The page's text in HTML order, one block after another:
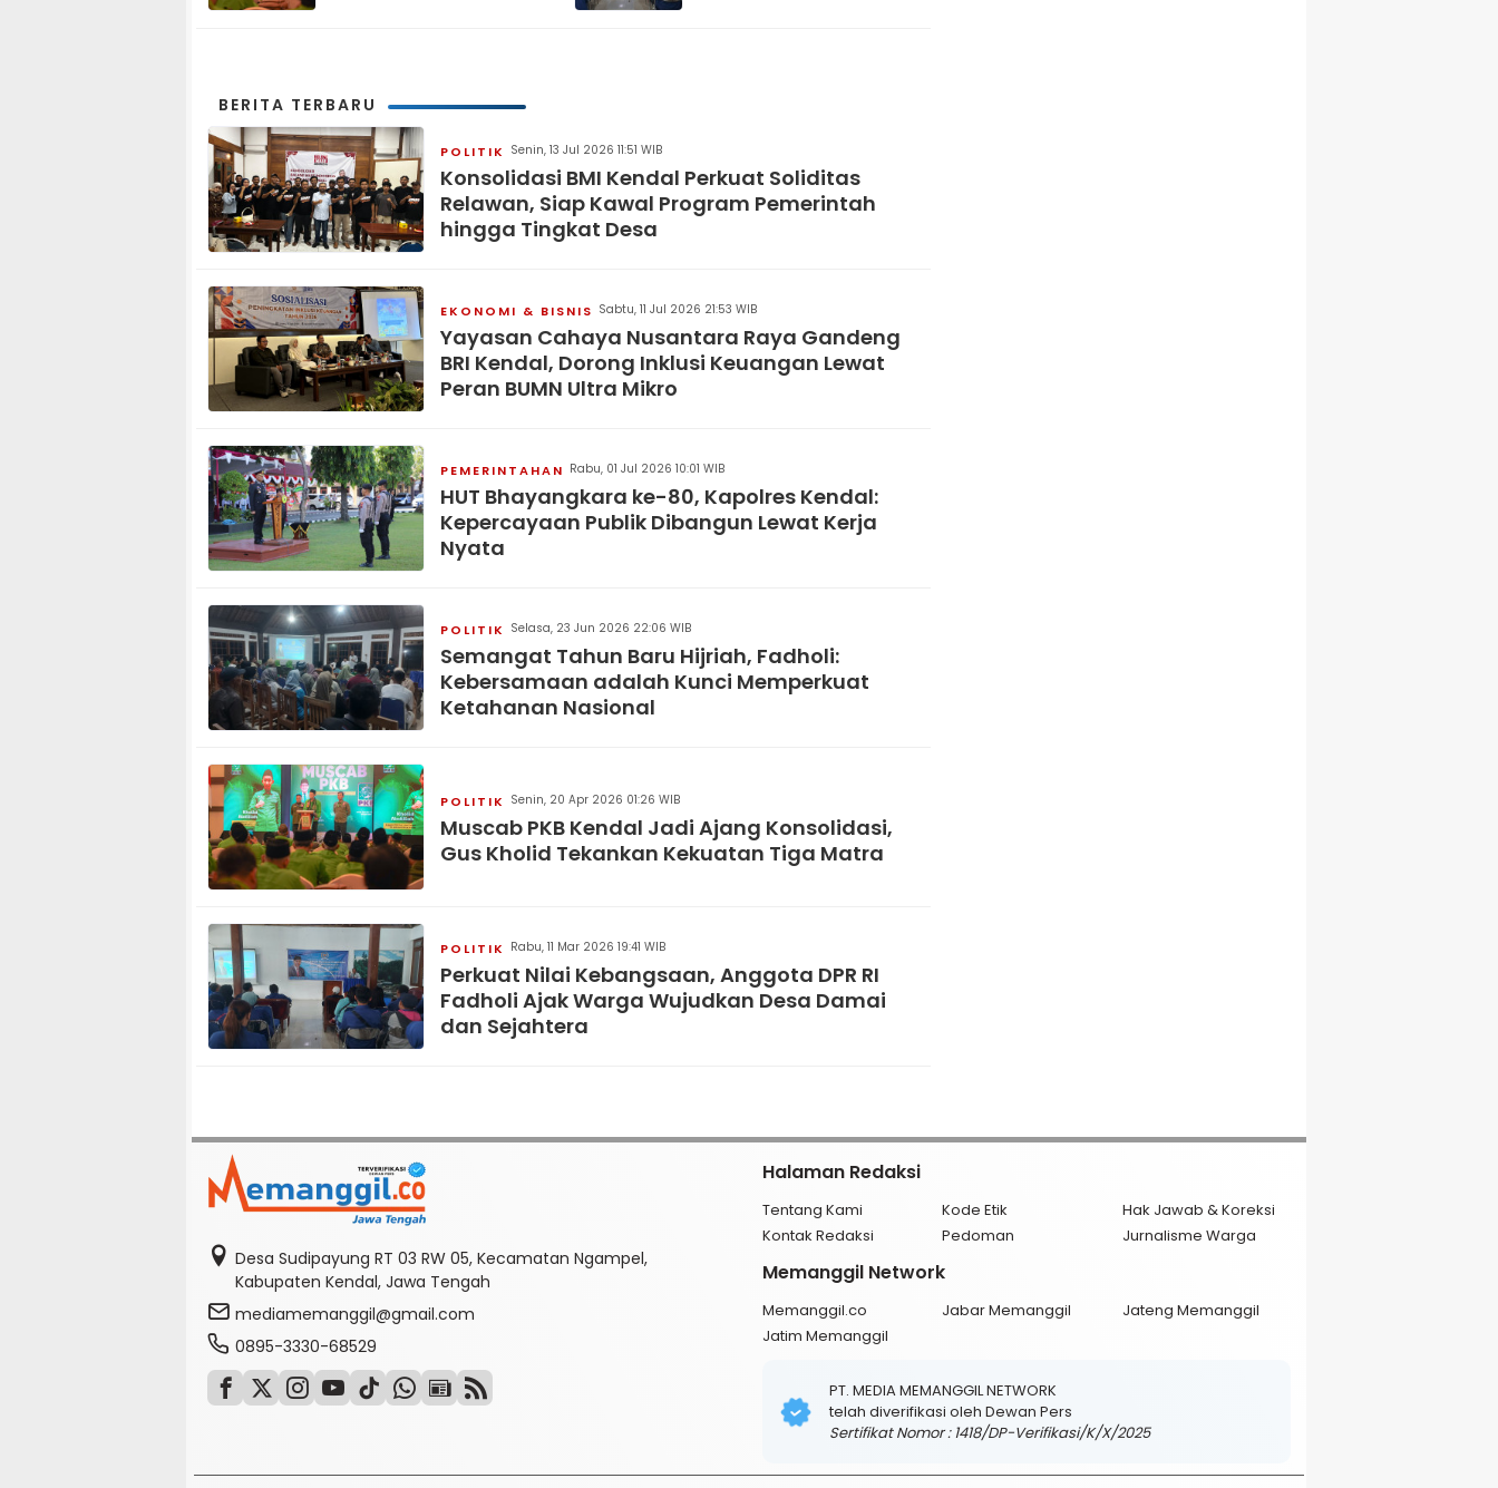
BERITA TERBARU
POLITIK Senin, 13 Jul 2026 11:51 WIB
Konsolidasi BMI Kendal Perkuat Soliditas
Relawan, Siap Kawal Program Pemerintah
hingga Tingkat Desa
EKONOMI & BISNIS Sabtu, 11 Jul 2026 21:53 WIB
Yayasan Cahaya Nusantara Raya Gandeng
BRI Kendal, Dorong Inklusi Keuangan Lewat
Peran BUMN Ultra Mikro
PEMERINTAHAN Rabu, 01 Jul 2026 10:01 WIB
HUT Bhayangkara ke-80, Kapolres Kendal:
Kepercayaan Publik Dibangun Lewat Kerja
Nyata
POLITIK Selasa, 23 Jun 2026 22:06 WIB
Semangat Tahun Baru Hijriah, Fadholi:
Kebersamaan adalah Kunci Memperkuat
Ketahanan Nasional
POLITIK Senin, 20 Apr 2026 01:26 WIB
Muscab PKB Kendal Jadi Ajang Konsolidasi,
Gus Kholid Tekankan Kekuatan Tiga Matra
POLITIK Rabu, 11 Mar 2026 19:41 WIB
Perkuat Nilai Kebangsaan, Anggota DPR RI
Fadholi Ajak Warga Wujudkan Desa Damai
dan Sejahtera
Desa Sudipayung RT 03 RW 05, Kecamatan Ngampel,
Kabupaten Kendal, Jawa Tengah
mediamemanggil@gmail.com
0895-3330-68529
Halaman Redaksi
Tentang Kami Kode Etik
Hak Jawab & Koreksi
Kontak Redaksi
Pedoman Jurnalisme Warga
Memanggil Network
Memanggil.co Jabar Memanggil
Jateng Memanggil
Jatim Memanggil
PT. MEDIA MEMANGGIL NETWORK
telah diverifikasi oleh Dewan Pers
Sertifikat Nomor : 1418/DP-Verifikasi/K/X/2025